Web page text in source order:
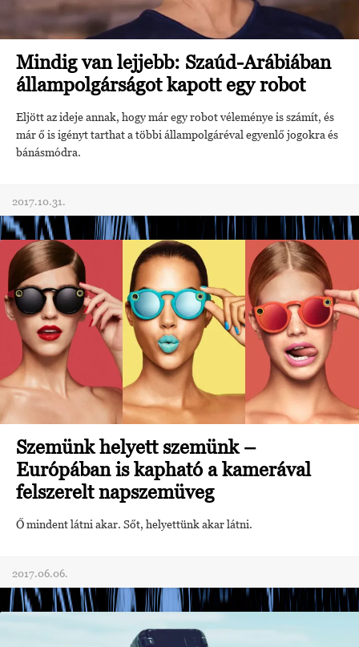
Mindig van lejjebb: Szaúd-Arábiában
állampolgárságot kapott egy robot
Eljött az ideje annak, hogy már egy robot véleménye is számít, és
már ő is igényt tarthat a többi állampolgáréval egyenlő jogokra és
bánásmódra.
2017.10.31.
Szemünk helyett szemünk –
Európában is kapható a kamerával
felszerelt napszemüveg
Ő mindent látni akar. Sőt, helyettünk akar látni.
2017.06.06.